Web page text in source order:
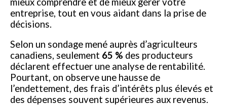
entreprise, tout en vous aidant dans la prise de
décisions.
Selon un sondage mené auprès d’agriculteurs
canadiens, seulement 65 % des producteurs
déclarent effectuer une analyse de rentabilité.
Pourtant, on observe une hausse de
l’endettement, des frais d’intérêts plus élevés et
des dépenses souvent supérieures aux revenus.